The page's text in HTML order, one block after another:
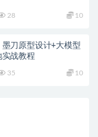
28 10
刀原型设计+大模型
战教程
35 10